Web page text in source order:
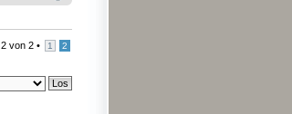
2 von 2 • 1 2